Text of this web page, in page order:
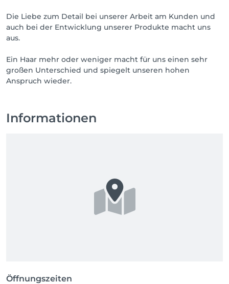
Die Liebe zum Detail bei unserer Arbeit am Kunden und
auch bei der Entwicklung unserer Produkte macht uns
aus.
Ein Haar mehr oder weniger macht für uns einen sehr
großen Unterschied und spiegelt unseren hohen
Anspruch wieder.
Informationen
Öffnungszeiten